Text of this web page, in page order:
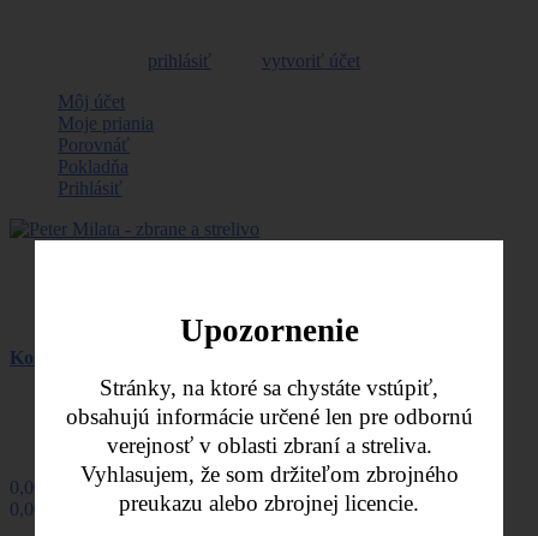
Upozornenie
Stránky, na ktoré sa chystáte vstúpiť,
obsahujú informácie určené len pre odbornú
verejnosť v oblasti zbraní a streliva.
Vyhlasujem, že som držiteľom zbrojného
preukazu alebo zbrojnej licencie.
prihlásiť
vytvoriť účet
Môj účet
Moje priania
Porovnáť
Pokladňa
Prihlásiť
Košík
(prázdne)
Žiadne produkty
0,00 €
Poštovné
0,00 €